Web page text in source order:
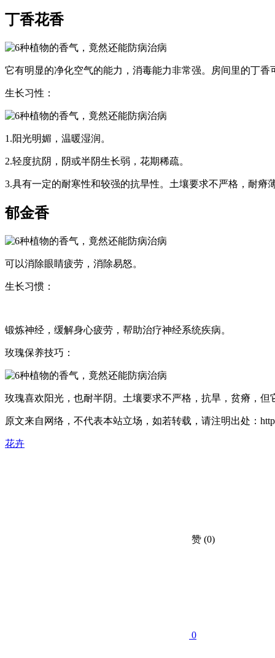
丁香花香
它有明显的净化空气的能力，消毒能力非常强。房间里的丁香
生长习性：
1.阳光明媚，温暖湿润。
2.轻度抗阴，阴或半阴生长弱，花期稀疏。
3.具有一定的耐寒性和较强的抗旱性。土壤要求不严格，耐瘠
郁金香
可以消除眼睛疲劳，消除易怒。
生长习惯：
锻炼神经，缓解身心疲劳，帮助治疗神经系统疾病。
玫瑰保养技巧：
玫瑰喜欢阳光，也耐半阴。土壤要求不严格，抗旱，贫瘠，
原文来自网络，不代表本站立场，如若转载，请注明出处：
花卉
赞 (0)
0